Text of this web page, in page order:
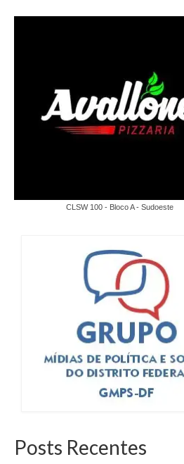
CLSW 100 - Bloco A - Sudoeste
Posts Recentes